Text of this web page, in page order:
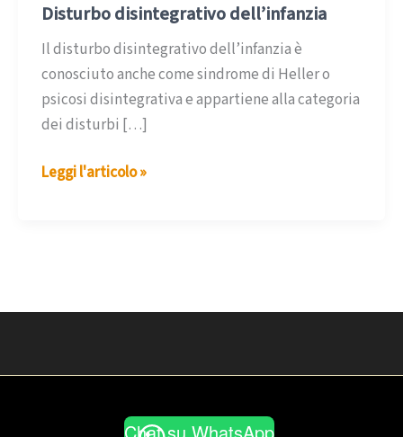
Disturbo disintegrativo dell’infanzia
Il disturbo disintegrativo dell’infanzia è
conosciuto anche come sindrome di Heller o
psicosi disintegrativa e appartiene alla categoria
dei disturbi […]
Disturbo
Leggi l'articolo »